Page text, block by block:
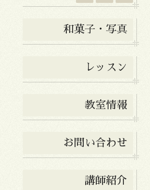
和菓子・写真
レッスン
教室情報
お問い合わせ
講師紹介